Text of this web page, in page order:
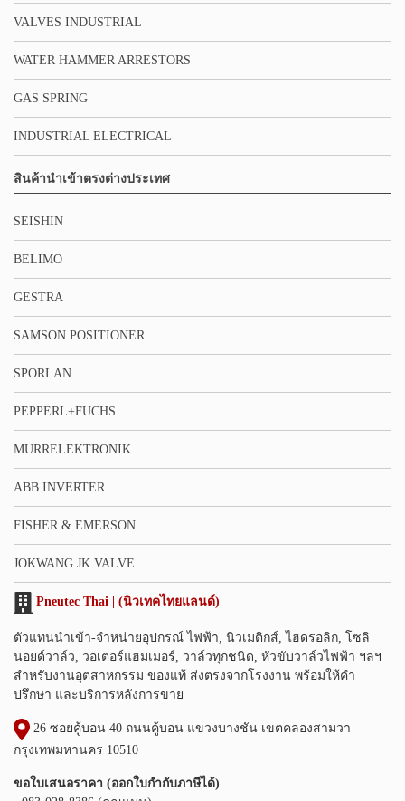
VALVES INDUSTRIAL
WATER HAMMER ARRESTORS
GAS SPRING
INDUSTRIAL ELECTRICAL
สินค้านำเข้าตรงต่างประเทศ
SEISHIN
BELIMO
GESTRA
SAMSON POSITIONER
SPORLAN
PEPPERL+FUCHS
MURRELEKTRONIK
ABB INVERTER
FISHER & EMERSON
JOKWANG JK VALVE
Pneutec Thai | (นิวเทคไทยแลนด์)
ตัวแทนนำเข้า-จำหน่ายอุปกรณ์ ไฟฟ้า, นิวเมติกส์, ไฮดรอลิก, โซลิ
นอยด์วาล์ว, วอเตอร์แฮมเมอร์, วาล์วทุกชนิด, หัวขับวาล์วไฟฟ้า ฯลฯ
สำหรับงานอุตสาหกรรม ของแท้ ส่งตรงจากโรงงาน พร้อมให้คำ
ปรึกษา และบริการหลังการขาย
26 ซอยคู้บอน 40 ถนนคู้บอน แขวงบางชัน เขตคลองสามวา
กรุงเทพมหานคร 10510
ขอใบเสนอราคา (ออกใบกำกับภาษีได้)